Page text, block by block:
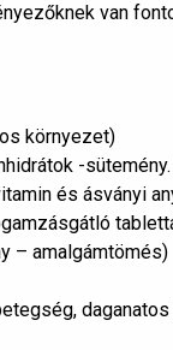
van
környezet)
-
és ásványi
– amalgámtömés)